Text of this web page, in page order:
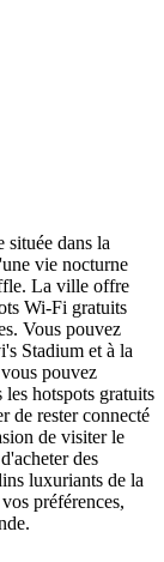
située dans la
vie nocturne
La ville offre
Wi-Fi gratuits
Vous pouvez
Stadium et à la
pouvez
hotspots gratuits
de rester connecté
de visiter le
des
luxuriants de la
préférences,